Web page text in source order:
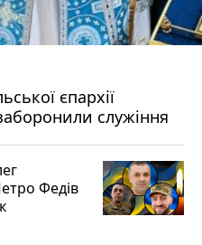
єпархії
служіння
Федів